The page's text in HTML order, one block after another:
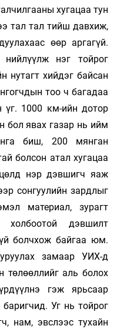
хугацаа тун
тал тал тийш давхиж,
өөр аргагүй.
нэг тойрог
нутагт хийдэг байсан
тоо ч багадаа
үг. 1000 км-ийн дотор
бол явах газар нь ийм
биш, 200 мянган
болсон атал хугацаа
нэр дэвшигч яаж
сонгуулийн зардлыг
материал, зурагт
холбоотой дэвшилт
болчхож байгаа юм.
замаар УИХ-д
төлөөллийг аль болох
гэж ярьсаар
Уг нь тойрог
нам, эвслээс тухайн